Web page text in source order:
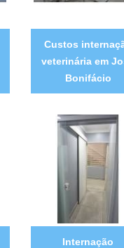
Custos
veterinária em
Bonifácio
Internação